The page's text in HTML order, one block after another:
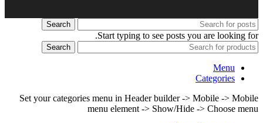
Search
Start typing to see posts you are looking for.
Search
Menu
Categories
Set your categories menu in Header builder -> Mobile -> Mobile
menu element -> Show/Hide -> Choose menu